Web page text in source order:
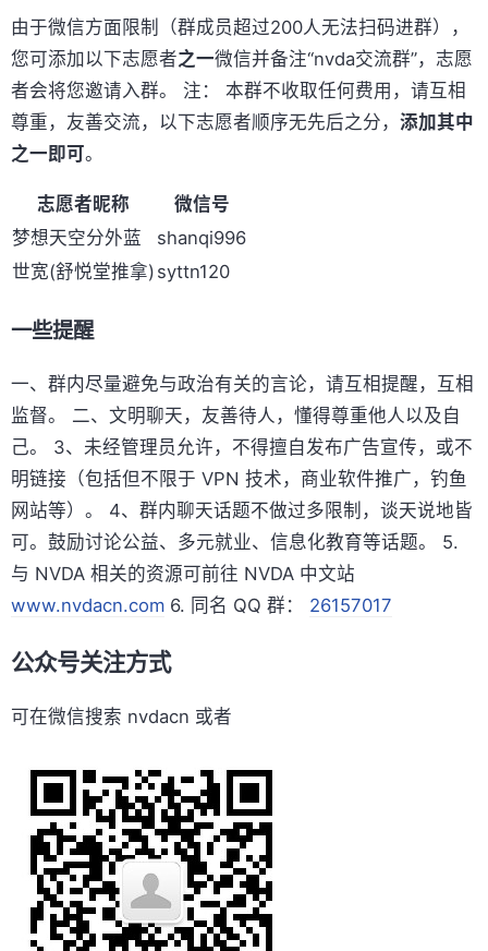
由于微信方面限制（群成员超过200人无法扫码进群），
您可添加以下志愿者之一微信并备注“nvda交流群”，志愿
者会将您邀请入群。 注： 本群不收取任何费用，请互相
尊重，友善交流，以下志愿者顺序无先后之分， 添加其中
之一即可。
志愿者昵称
微信号
梦想天空分外蓝
shanqi996
世宽(舒悦堂推拿) syttn120
一些提醒
一、群内尽量避免与政治有关的言论，请互相提醒，互相
监督。 二、文明聊天，友善待人，懂得尊重他人以及自
己。 3、未经管理员允许，不得擅自发布广告宣传，或不
明链接（包括但不限于 VPN 技术，商业软件推广，钓鱼
网站等）。 4、群内聊天话题不做过多限制，谈天说地皆
可。鼓励讨论公益、多元就业、信息化教育等话题。 5.
与 NVDA 相关的资源可前往 NVDA 中文站
www.nvdacn.com 6. 同名 QQ 群： 26157017
公众号关注方式
可在微信搜索 nvdacn 或者